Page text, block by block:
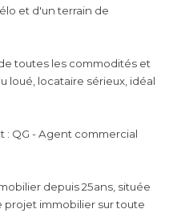
et d'un terrain de
toutes les commodités et
loué, locataire sérieux, idéal
: QG - Agent commercial
depuis 25ans, située
projet immobilier sur toute